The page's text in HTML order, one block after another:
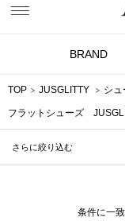
BRAND
TOP JUSGLITTY シュ
フラットシューズ
さらに絞り込む
条件に一